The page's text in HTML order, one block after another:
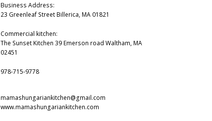
Business Address:
23 Greenleaf Street Billerica, MA 01821
Commercial kitchen:
The Sunset Kitchen 39 Emerson road Waltham, MA
02451
978-715-9778
mamashungariankitchen@gmail.com
www.mamashungariankitchen.com